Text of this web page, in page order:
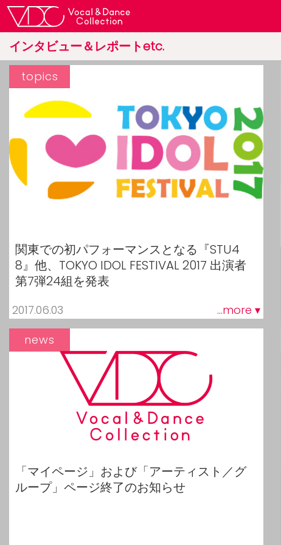
インタビュー＆レポートetc.
関東での初パフォーマンスとなる『STU4
8』他、TOKYO IDOL FESTIVAL 2017 出演者
第7弾24組を発表
2017.06.03 ...more ▾
topics
「マイページ」および「アーティスト／グ
ループ」ページ終了のお知らせ
news